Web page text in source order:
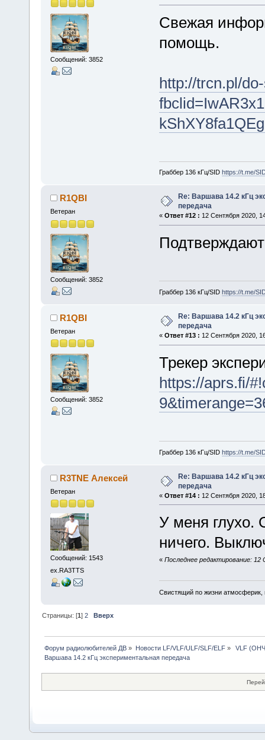
Сообщений: 3852
Свежая
помощь.
http://trcn.pl/
Граббер 136 кГц/SID https://t.me/
R1QBI
Ветеран
Сообщений: 3852
Re: Варшава 14.2 кГц
передача
« Ответ #12 : 12 Сентября 2020,
Граббер 136 кГц/SID https://t.me/
R1QBI
Ветеран
Сообщений: 3852
Re: Варшава 14.2 кГц
передача
« Ответ #13 : 12 Сентября 2020,
Трекер
https://aprs.fi/
Граббер 136 кГц/SID https://t.me/
R3TNE Алексей
Ветеран
Сообщений: 1543
ex.RA3TTS
Re: Варшава 14.2 кГц
передача
« Ответ #14 : 12 Сентября 2020,
У меня глухо.
ничего.
« Последнее редактирование: 12
Свистящий по жизни
Страницы: [1]2 Вверх
Форум радиолюбителей ДВ » Новости LF/VLF/ULF/SLF/ELF»
VLF (ОНЧ
Варшава 14.2 кГц экспериментальная передача